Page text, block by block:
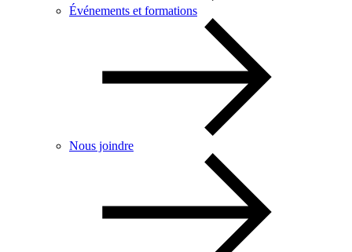
Événements et formations
Nous joindre